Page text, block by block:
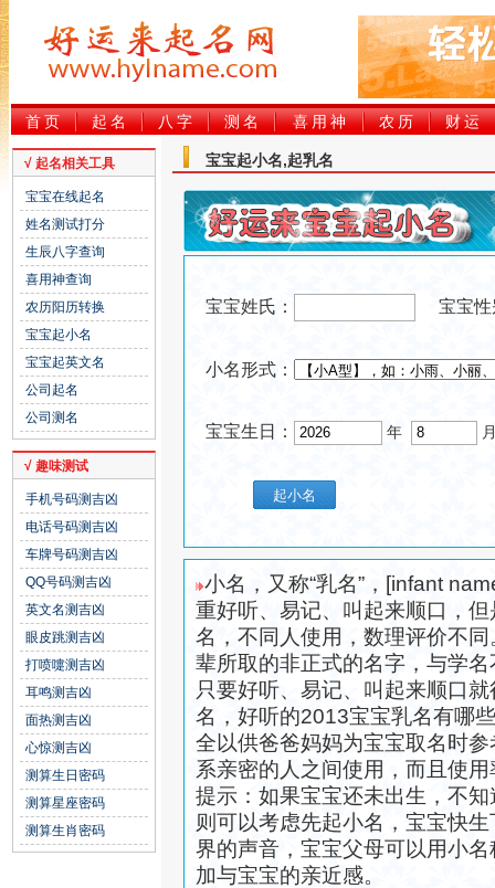
首页 起名 八字 测名 喜用神 农历 财运
√ 起名相关工具
宝宝在线起名
姓名测试打分
生辰八字查询
喜用神查询
农历阳历转换
宝宝起小名
宝宝起英文名
公司起名
公司测名
√ 趣味测试
手机号码测吉凶
电话号码测吉凶
车牌号码测吉凶
QQ号码测吉凶
英文名测吉凶
眼皮跳测吉凶
打喷嚏测吉凶
耳鸣测吉凶
面热测吉凶
心惊测吉凶
测算生日密码
测算星座密码
测算生肖密码
宝宝起小名,起乳名
宝宝姓氏： 宝宝
小名形式：
宝宝生日： 年
小名，又称“乳名”，[infant
重好听、易记、叫起来顺口，
名，不同人使用，数理评价不
辈所取的非正式的名字，与学
只要好听、易记、叫起来顺口
名，好听的2013宝宝乳名有哪
全以供爸爸妈妈为宝宝取名时参
系亲密的人之间使用，而且使
提示：如果宝宝还未出生，不
则可以考虑先起小名，宝宝快
界的声音，宝宝父母可以用小名
加与宝宝的亲近感。